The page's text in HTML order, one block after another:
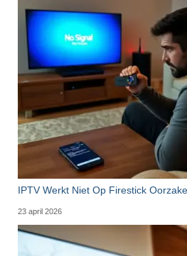
IPTV Werkt Niet Op Firestick
23 april 2026